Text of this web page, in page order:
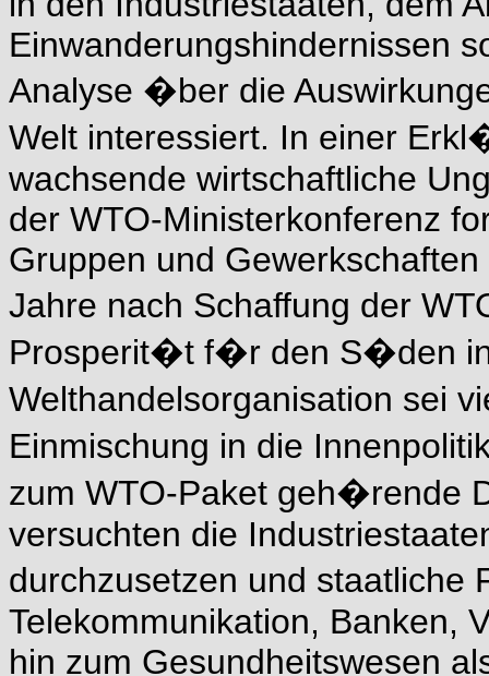
Einwanderungshindernissen
Analyse �ber die
Welt interessiert. In einer
wachsende wirtschaftliche
der WTO-Ministerkonferenz
Gruppen und
Jahre nach Schaffung der
Prosperit�t f�r den S�den
Welthandelsorganisation sei
Einmischung in die
zum WTO-Paket geh�rende
versuchten die
durchzusetzen und
Telekommunikation, Banken,
hin zum Gesundheitswesen